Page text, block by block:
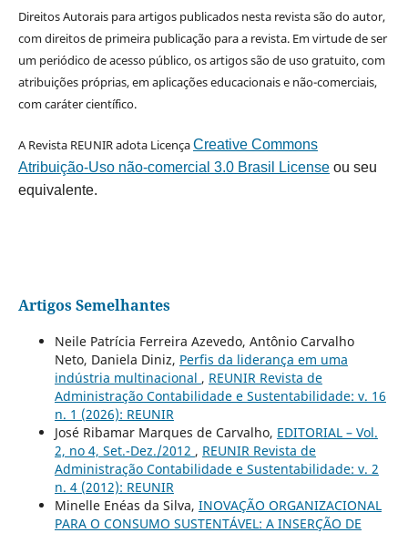
Direitos Autorais para artigos publicados nesta revista são do autor,
com direitos de primeira publicação para a revista. Em virtude de ser
um periódico de acesso público, os artigos são de uso gratuito, com
atribuições próprias, em aplicações educacionais e não-comerciais,
com caráter científico.
A Revista REUNIR adota LicençaCreative Commons
Atribuição-Uso não-comercial 3.0 Brasil Licenseou seu
equivalente.
Artigos Semelhantes
Neile Patrícia Ferreira Azevedo, Antônio Carvalho
Neto, Daniela Diniz, Perfis da liderança em uma
indústria multinacional , REUNIR Revista de
Administração Contabilidade e Sustentabilidade: v. 16
n. 1 (2026): REUNIR
José Ribamar Marques de Carvalho, EDITORIAL – Vol.
2, no 4, Set.-Dez./2012 , REUNIR Revista de
Administração Contabilidade e Sustentabilidade: v. 2
n. 4 (2012): REUNIR
Minelle Enéas da Silva, INOVAÇÃO ORGANIZACIONAL
PARA O CONSUMO SUSTENTÁVEL: A INSERÇÃO DE